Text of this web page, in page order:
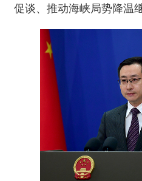
促谈、推动海峡局势降温